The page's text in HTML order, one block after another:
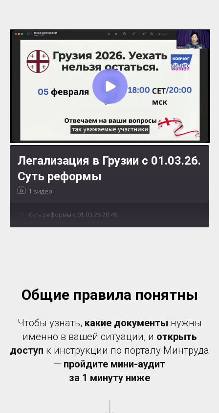
Легализация в Грузии с 01.03.26.
Суть реформы
1 видео
1 Суть реформы с 01.03.26 20:49
Общие правила понятны
Чтобы узнать, какие документы нужны
именно в вашей ситуации, и открыть
доступ к инструкции по порталу Минтруда
— пройдите мини-аудит
за 1 минуту ниже